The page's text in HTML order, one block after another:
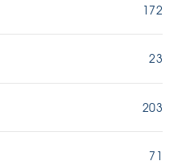
172
23
203
71